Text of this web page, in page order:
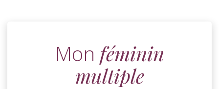
Mon féminin
multiple